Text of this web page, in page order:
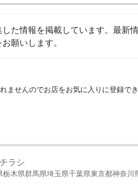
た情報を掲載しています。最新
願いします。
せんのでお店をお気に入りに登録でき
ラシ
栃木県群馬県埼玉県千葉県東京都神奈川